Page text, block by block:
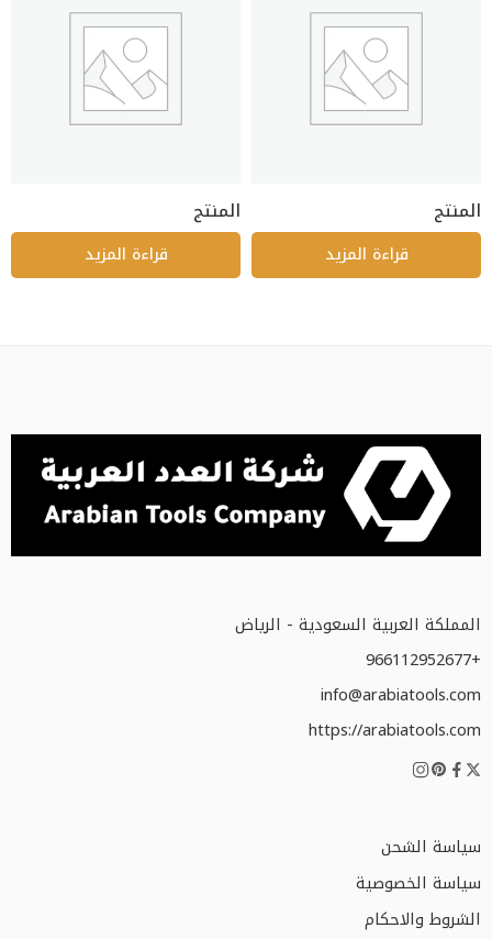
المنتج
قراءة المزيد
المنتج
قراءة المزيد
المملكة العربية السعودية - الرياض
+966112952677
info@arabiatools.com
https://arabiatools.com
سياسة الشحن
سياسة الخصوصية
الشروط والاحكام